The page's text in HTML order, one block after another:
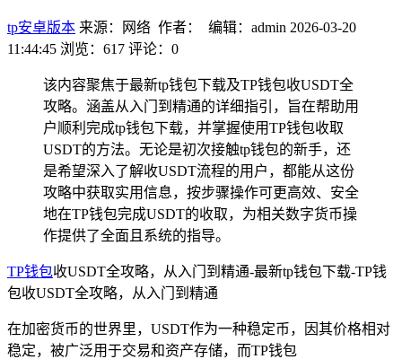
tp安卓版本 来源：网络 作者： 编辑：admin 2026-03-20
11:44:45 浏览：617 评论：0
该内容聚焦于最新tp钱包下载及TP钱包收USDT全
攻略。涵盖从入门到精通的详细指引，旨在帮助用
户顺利完成tp钱包下载，并掌握使用TP钱包收取
USDT的方法。无论是初次接触tp钱包的新手，还
是希望深入了解收USDT流程的用户，都能从这份
攻略中获取实用信息，按步骤操作可更高效、安全
地在TP钱包完成USDT的收取，为相关数字货币操
作提供了全面且系统的指导。
TP钱包收USDT全攻略，从入门到精通-最新tp钱包下载-TP钱
包收USDT全攻略，从入门到精通
在加密货币的世界里，USDT作为一种稳定币，因其价格相对
稳定，被广泛用于交易和资产存储，而TP钱包